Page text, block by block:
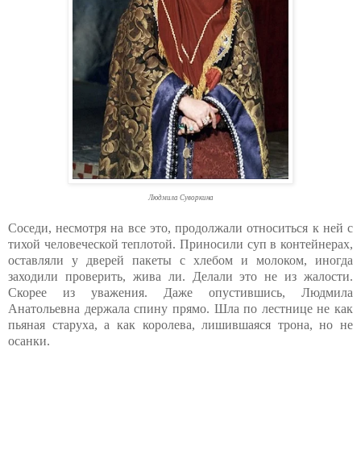
Людмила Суворкина
Соседи, несмотря на все это, продолжали относиться к ней с
тихой человеческой теплотой. Приносили суп в контейнерах,
оставляли у дверей пакеты с хлебом и молоком, иногда
заходили проверить, жива ли. Делали это не из жалости.
Скорее из уважения. Даже опустившись, Людмила
Анатольевна держала спину прямо. Шла по лестнице не как
пьяная старуха, а как королева, лишившаяся трона, но не
осанки.